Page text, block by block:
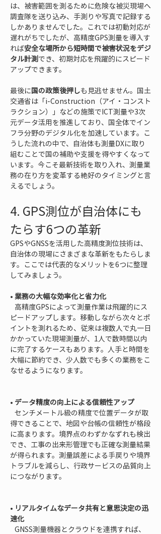
は、被害範囲を測るために危険な被災現場へ
調査隊を送り込み、手測りや写真で記録する
しかありませんでした。これでは初動対応が
遅れがちでしたが、高精度GPS測量を導入す
れば安全な場所から短時間で被害状況をデジ
タル計測でき、初期対応を飛躍的にスピード
アップできます。
最後に国の政策後押しも見逃せません。国土
交通省は「i-Construction（アイ・コンスト
ラクション）」などの施策でICT測量や3次
元データ活用を推進しており、国全体でイン
フラ分野のデジタル化を加速しています。こ
うした流れの中で、自治体も測量DXに取り
組むことで国の補助や支援を得やすくなって
います。今こそ最新技術を取り入れ、測量業
務の在り方を変革する絶好のタイミングと言
えるでしょう。
4. GPS測位が自治体にも
たらす6つの革新
GPSやGNSSを活用した高精度測位技術は、
自治体の現場にさまざまな革新をもたらしま
す。ここでは代表的なメリットを6つに整理
してみましょう。
• 業務の大幅な効率化と省力化
ピードアップします。移動しながら次々とポ
イントを測れるため、従来は複数人で丸一日
かかっていた現場測量が、1人で数時間以内
に完了するケースもあります。人手と時間を
大幅に節約でき、少人数でも多くの業務をこ
なせるようになります。
• データ精度の向上による信頼性アップ
得できることで、地図や台帳の信頼性が格段
に高まります。境界点のわずかなずれも検出
でき、工事の出来形管理でも正確な測量結果
が得られます。測量誤差による手戻りや境界
トラブルを減らし、行政サービスの品質向上
につながります。
• リアルタイムなデータ共有と意思決定の迅
速化